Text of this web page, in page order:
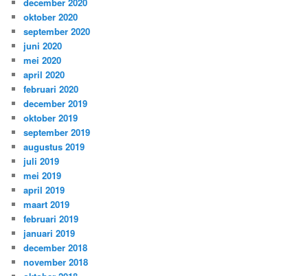
december 2020
oktober 2020
september 2020
juni 2020
mei 2020
april 2020
februari 2020
december 2019
oktober 2019
september 2019
augustus 2019
juli 2019
mei 2019
april 2019
maart 2019
februari 2019
januari 2019
december 2018
november 2018